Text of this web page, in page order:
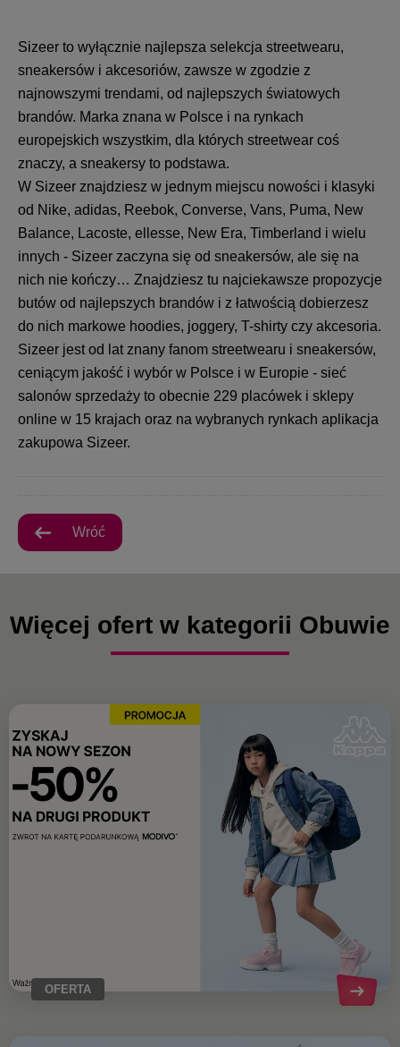
Sizeer to wyłącznie najlepsza selekcja streetwearu,
sneakersów i akcesoriów, zawsze w zgodzie z
najnowszymi trendami, od najlepszych światowych
brandów. Marka znana w Polsce i na rynkach
europejskich wszystkim, dla których streetwear coś
znaczy, a sneakersy to podstawa.
W Sizeer znajdziesz w jednym miejscu nowości i klasyki
od Nike, adidas, Reebok, Converse, Vans, Puma, New
Balance, Lacoste, ellesse, New Era, Timberland i wielu
innych - Sizeer zaczyna się od sneakersów, ale się na
nich nie kończy… Znajdziesz tu najciekawsze propozycje
butów od najlepszych brandów i z łatwością dobierzesz
do nich markowe hoodies, joggery, T-shirty czy akcesoria.
Sizeer jest od lat znany fanom streetwearu i sneakersów,
ceniącym jakość i wybór w Polsce i w Europie - sieć
salonów sprzedaży to obecnie 229 placówek i sklepy
online w 15 krajach oraz na wybranych rynkach aplikacja
zakupowa Sizeer.
Wróć
Więcej ofert w kategorii Obuwie
OFERTA